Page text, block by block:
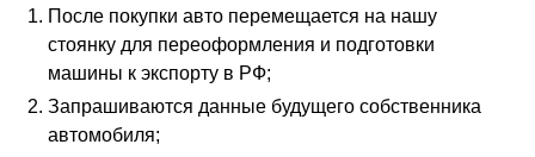
После покупки авто перемещается на нашу
стоянку для переоформления и подготовки
машины к экспорту в РФ;
Запрашиваются данные будущего собственника
автомобиля;